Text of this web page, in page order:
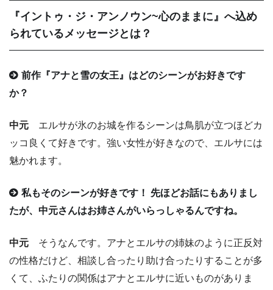
『イントゥ・ジ・アンノウン~心のままに』へ込め
られているメッセージとは？
前作『アナと雪の女王』はどのシーンがお好きです
か？
中元 エルサが氷のお城を作るシーンは鳥肌が立つほどカ
ッコ良くて好きです。強い女性が好きなので、エルサには
魅かれます。
私もそのシーンが好きです！ 先ほどお話にもありまし
たが、中元さんはお姉さんがいらっしゃるんですね。
中元 そうなんです。アナとエルサの姉妹のように正反対
の性格だけど、相談し合ったり助け合ったりすることが多
くて、ふたりの関係はアナとエルサに近いものがありま